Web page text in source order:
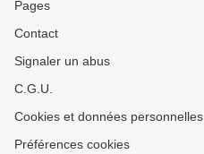
Pages
Contact
Signaler un abus
C.G.U.
Cookies et données personnelles
Préférences cookies